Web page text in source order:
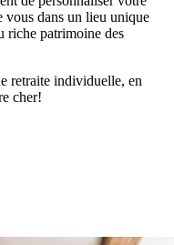
vous dans un lieu unique
riche patrimoine des
retraite individuelle, en
cher!